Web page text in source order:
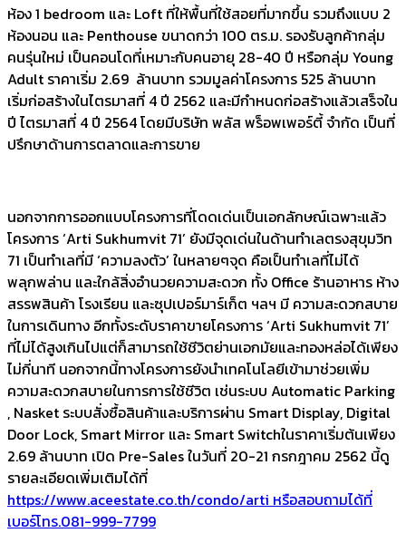
ห้อง 1 bedroom และ Loft ที่ให้พื้นที่ใช้สอยที่มากขึ้น รวมถึงแบบ 2
ห้องนอน และ Penthouse ขนาดกว่า 100 ตร.ม. รองรับลูกค้ากลุ่ม
คนรุ่นใหม่ เป็นคอนโดที่เหมาะกับคนอายุ 28-40 ปี หรือกลุ่ม Young
Adult ราคาเริ่ม 2.69 ล้านบาท รวมมูลค่าโครงการ 525 ล้านบาท
เริ่มก่อสร้างในไตรมาสที่ 4 ปี 2562 และมีกำหนดก่อสร้างแล้วเสร็จใน
ปี ไตรมาสที่ 4 ปี 2564 โดยมีบริษัท พลัส พร็อพเพอร์ตี้ จำกัด เป็นที่
ปรึกษาด้านการตลาดและการขาย
นอกจากการออกแบบโครงการที่โดดเด่นเป็นเอกลักษณ์เฉพาะแล้ว
โครงการ ‘Arti Sukhumvit 71’ ยังมีจุดเด่นในด้านทำเลตรงสุขุมวิท
71 เป็นทำเลที่มี ‘ความลงตัว’ ในหลายๆจุด คือเป็นทำเลที่ไม่ได้
พลุกพล่าน และใกล้สิ่งอำนวยความสะดวก ทั้ง Office ร้านอาหาร ห้าง
สรรพสินค้า โรงเรียน และซุปเปอร์มาร์เก็ต ฯลฯ มี ความสะดวกสบาย
ในการเดินทาง อีกทั้งระดับราคาขายโครงการ ‘Arti Sukhumvit 71’
ที่ไม่ได้สูงเกินไปแต่ก็สามารถใช้ชีวิตย่านเอกมัยและทองหล่อได้เพียง
ไม่กี่นาที นอกจากนี้ทางโครงการยังนำเทคโนโลยีเข้ามาช่วยเพิ่ม
ความสะดวกสบายในการการใช้ชีวิต เช่นระบบ Automatic Parking
, Nasket ระบบสั่งซื้อสินค้าและบริการผ่าน Smart Display, Digital
Door Lock, Smart Mirror และ Smart Switchในราคาเริ่มต้นเพียง
2.69 ล้านบาท เปิด Pre-Sales ในวันที่ 20-21 กรกฎาคม 2562 นี้ดู
รายละเอียดเพิ่มเติมได้ที่
https://www.aceestate.co.th/condo/arti หรือสอบถามได้ที่
เบอร์โทร.081-999-7799